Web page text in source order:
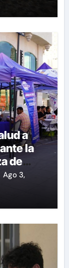
a
la
de
Ago 3,